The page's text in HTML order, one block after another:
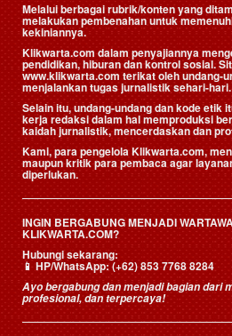
Melalui berbagai rubrik/konten yang
melakukan pembenahan untuk
kekiniannya.
Klikwarta.com dalam penyajiannya
pendidikan, hiburan dan kontrol sosial.
www.klikwarta.com terikat oleh undang-
menjalankan tugas jurnalistik sehari-hari.
Selain itu, undang-undang dan kode etik
kerja redaksi dalam hal memproduksi
kaidah jurnalistik, mencerdaskan dan
Kami, para pengelola Klikwarta.com,
maupun kritik para pembaca agar
diperlukan.
INGIN BERGABUNG MENJADI
KLIKWARTA.COM?
Hubungi sekarang:
📱HP/WhatsApp:(+62) 853 7768 8284
Ayo bergabung dan menjadi bagian dari
profesional, dan terpercaya!